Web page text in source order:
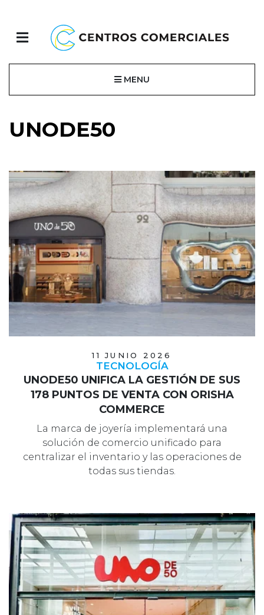
MENU
UNODE50
11 JUNIO 2026
TECNOLOGÍA
UNODE50 UNIFICA LA GESTIÓN DE SUS
178 PUNTOS DE VENTA CON ORISHA
COMMERCE
La marca de joyería implementará una
solución de comercio unificado para
centralizar el inventario y las operaciones de
todas sus tiendas.